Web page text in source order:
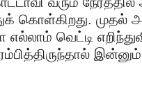
கொள்கிறது.
வெட்டி